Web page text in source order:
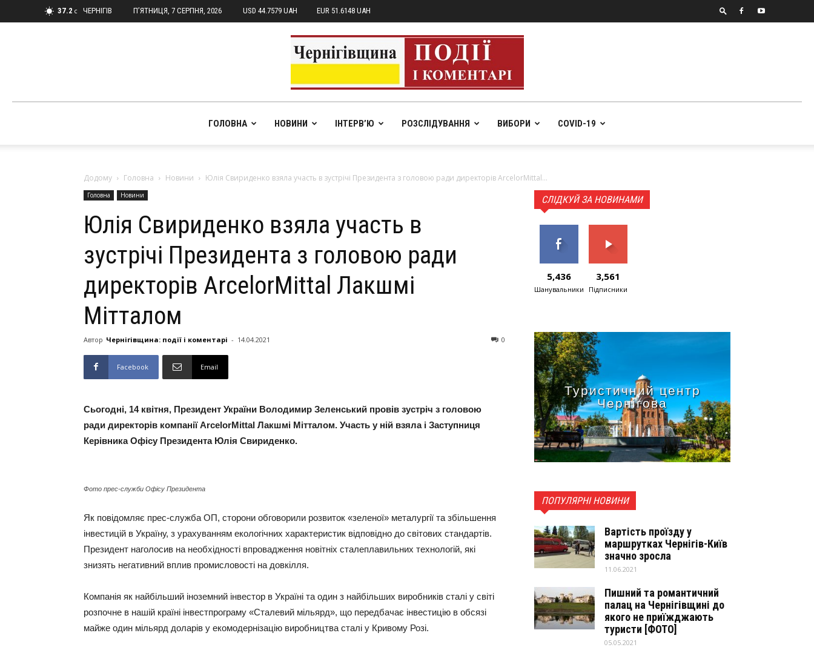
37.2 C ЧЕРНІГІВ П’ЯТНИЦЯ, 7 СЕРПНЯ, 2026 USD 44.7579 UAH EUR 51.6148 UAH
pik.in.ua
ГОЛОВНА НОВИНИ ІНТЕРВ’Ю РОЗСЛІДУВАННЯ ВИБОРИ COVID-19
Додому Головна Новини Юлія Свириденко взяла участь в зустрічі Президента з головою ради директорів ArcelorMittal...
Головна Новини
Юлія Свириденко взяла участь в
зустрічі Президента з головою ради
директорів ArcelorMittal Лакшмі
Мітталом
Автор Чернігівщина: події і коментарі - 14.04.2021 0
Facebook Email
Сьогодні, 14 квітня, Президент України Володимир Зеленський провів зустріч з головою
ради директорів компанії ArcelorMittal Лакшмі Мітталом. Участь у ній взяла і Заступниця
Керівника Офісу Президента Юлія Свириденко.
Фото прес-служби Офісу Президента
Як повідомляє прес-служба ОП, сторони обговорили розвиток «зеленої» металургії та збільшення
інвестицій в Україну, з урахуванням екологічних характеристик відповідно до світових стандартів.
Президент наголосив на необхідності впровадження новітніх сталеплавильних технологій, які
знизять негативний вплив промисловості на довкілля.
Компанія як найбільший іноземний інвестор в Україні та один з найбільших виробників сталі у світі
розпочне в нашій країні інвестпрограму «Сталевий мільярд», що передбачає інвестицію в обсязі
майже один мільярд доларів у екомодернізацію виробництва сталі у Кривому Розі.
СЛІДКУЙ ЗА НОВИНАМИ
5,436
Шанувальники
3,561
Підписники
Туристичний центр
Чернігова
ПОПУЛЯРНІ НОВИНИ
Вартість проїзду у
маршрутках Чернігів-Київ
значно зросла
11.06.2021
Пишний та романтичний
палац на Чернігівщині до
якого не приїжджають
туристи [ФОТО]
05.05.2021